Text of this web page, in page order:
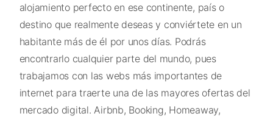
alojamiento perfecto en ese continente, país o
destino que realmente deseas y conviértete en un
habitante más de él por unos días. Podrás
encontrarlo cualquier parte del mundo, pues
trabajamos con las webs más importantes de
internet para traerte una de las mayores ofertas del
mercado digital. Airbnb, Booking, Homeaway,